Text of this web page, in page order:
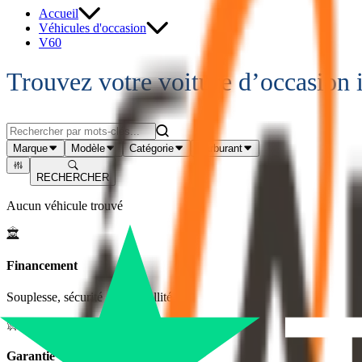
Accueil
Véhicules d'occasion
V60
Trouvez votre voiture d’occasion
Marque Modèle Catégorie Carburant
RECHERCHER
Aucun véhicule trouvé
Financement
Souplesse, sécurité et tranquillité
Garantie